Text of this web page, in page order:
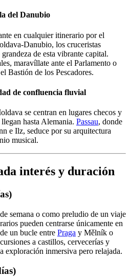
del Danubio
en cualquier itinerario por el
Danubio, los cruceristas
de esta vibrante capital.
maravíllate ante el Parlamento o
Bastión de los Pescadores.
de confluencia fluvial
se centran en lugares checos y
hasta Alemania. Passau, donde
e Ilz, seduce por su arquitectura
musical.
interés y duración
semana o como preludio de un viaje
pueden centrarse únicamente en
un bucle entre Praga y Mělník o
a castillos, cervecerías y
exploración inmersiva pero relajada.